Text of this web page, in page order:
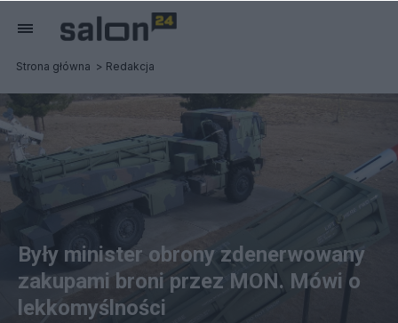
Strona główna Redakcja
Były minister obrony zdenerwowany
zakupami broni przez MON. Mówi o
lekkomyślności